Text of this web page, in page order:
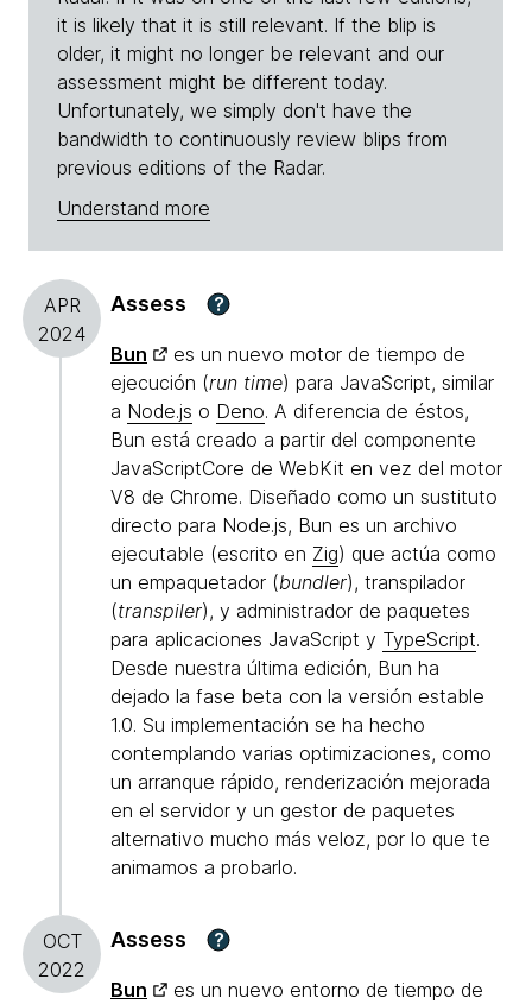
it is likely that it is still relevant. If the blip is
older, it might no longer be relevant and our
assessment might be different today.
Unfortunately, we simply don't have the
bandwidth to continuously review blips from
previous editions of the Radar.
Understand more
APR
2024
Assess ?
Bun
es un nuevo motor de tiempo de
ejecución (run time) para JavaScript, similar
a Node.js o Deno. A diferencia de éstos,
Bun está creado a partir del componente
JavaScriptCore de WebKit en vez del motor
V8 de Chrome. Diseñado como un sustituto
directo para Node.js, Bun es un archivo
ejecutable (escrito en Zig) que actúa como
un empaquetador (bundler), transpilador
(transpiler), y administrador de paquetes
para aplicaciones JavaScript y TypeScript.
Desde nuestra última edición, Bun ha
dejado la fase beta con la versión estable
1.0. Su implementación se ha hecho
contemplando varias optimizaciones, como
un arranque rápido, renderización mejorada
en el servidor y un gestor de paquetes
alternativo mucho más veloz, por lo que te
animamos a probarlo.
OCT
2022
Assess ?
Bun
es un nuevo entorno de tiempo de